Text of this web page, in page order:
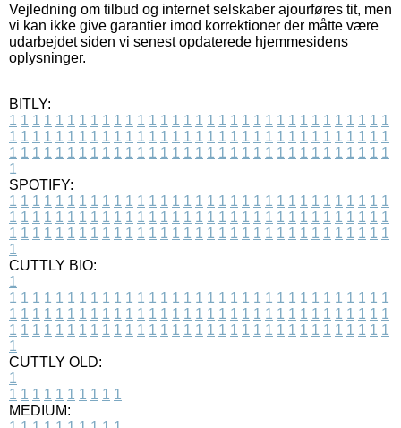
Vejledning om tilbud og internet selskaber ajourføres tit, men
vi kan ikke give garantier imod korrektioner der måtte være
udarbejdet siden vi senest opdaterede hjemmesidens
oplysninger.
BITLY:
1 1 1 1 1 1 1 1 1 1 1 1 1 1 1 1 1 1 1 1 1 1 1 1 1 1 1 1 1 1 1 1 1
1 1 1 1 1 1 1 1 1 1 1 1 1 1 1 1 1 1 1 1 1 1 1 1 1 1 1 1 1 1 1 1 1
1 1 1 1 1 1 1 1 1 1 1 1 1 1 1 1 1 1 1 1 1 1 1 1 1 1 1 1 1 1 1 1 1
1
SPOTIFY:
1 1 1 1 1 1 1 1 1 1 1 1 1 1 1 1 1 1 1 1 1 1 1 1 1 1 1 1 1 1 1 1 1
1 1 1 1 1 1 1 1 1 1 1 1 1 1 1 1 1 1 1 1 1 1 1 1 1 1 1 1 1 1 1 1 1
1 1 1 1 1 1 1 1 1 1 1 1 1 1 1 1 1 1 1 1 1 1 1 1 1 1 1 1 1 1 1 1 1
1
CUTTLY BIO:
1
1 1 1 1 1 1 1 1 1 1 1 1 1 1 1 1 1 1 1 1 1 1 1 1 1 1 1 1 1 1 1 1 1
1 1 1 1 1 1 1 1 1 1 1 1 1 1 1 1 1 1 1 1 1 1 1 1 1 1 1 1 1 1 1 1 1
1 1 1 1 1 1 1 1 1 1 1 1 1 1 1 1 1 1 1 1 1 1 1 1 1 1 1 1 1 1 1 1 1
1
CUTTLY OLD:
1
1 1 1 1 1 1 1 1 1 1
MEDIUM: